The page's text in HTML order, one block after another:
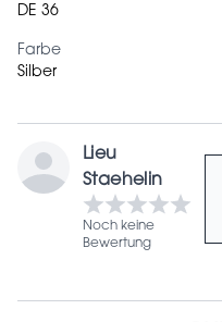
DE 36
Farbe
Silber
Lieu
Staehelin
Noch keine
Bewertung